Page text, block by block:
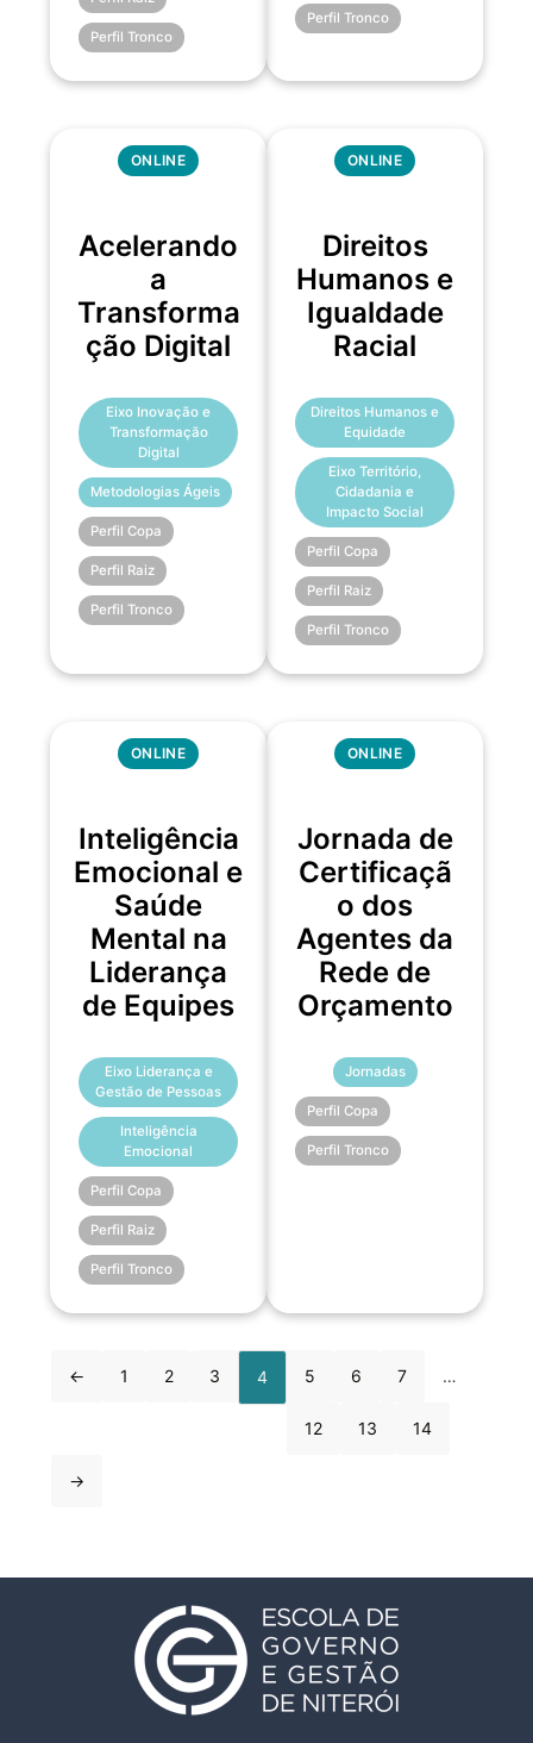
Perfil Tronco
Perfil Tronco
ONLINE
Acelerando
a
Transforma
ção Digital
Eixo Inovação e
Transformação
Digital
Metodologias Ágeis
Perfil Copa
Perfil Raiz
Perfil Tronco
ONLINE
Direitos
Humanos e
Igualdade
Racial
Direitos Humanos e
Equidade
Eixo Território,
Cidadania e
Impacto Social
Perfil Copa
Perfil Raiz
Perfil Tronco
ONLINE
Inteligência
Emocional e
Saúde
Mental na
Liderança
de Equipes
Eixo Liderança e
Gestão de Pessoas
Inteligência
Emocional
Perfil Copa
Perfil Raiz
Perfil Tronco
ONLINE
Jornada de
Certificaçã
o dos
Agentes da
Rede de
Orçamento
Jornadas
Perfil Copa
Perfil Tronco
← 1 2 3 4 5 6 7 …
12 13 14
→